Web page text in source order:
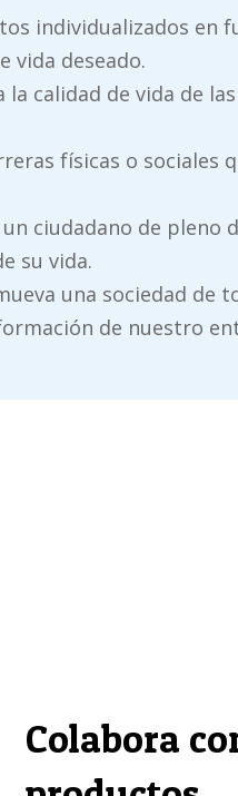
individualizados en
vida deseado.
calidad de vida de
físicas o sociales
ciudadano de pleno
su vida.
una sociedad de
de nuestro
Colabora